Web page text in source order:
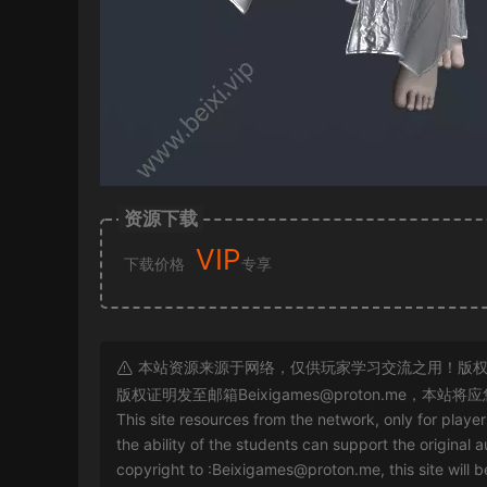
资源下载
下载价格 VIP专享
本站资源来源于网络，仅供玩家学习交流之用！版
版权证明发至邮箱Beixigames@proton.me ，本站将
This site resources from the network, only for
the ability of the students can support the original
copyright to :Beixigames@proton.me, this site will